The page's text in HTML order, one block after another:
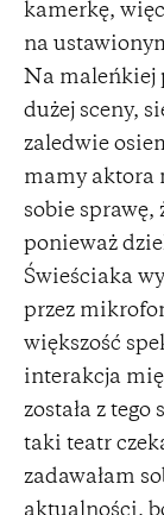
kamerkę,
na
Na maleńkiej
dużej sceny,
zaledwie
mamy aktora
sobie sprawę,
ponieważ
Świeściaka
przez
większość
interakcja
została z
taki teatr
zadawałam
aktualności,